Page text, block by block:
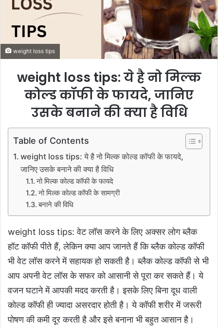
a
weight loss tips
weight loss tips: ये है नो मिल्क
कोल्ड कॉफी के फायदे, जानिए
उसके बनाने की क्या है विधि
Table of Contents
weight loss tips: ये है नो मिल्क कोल्ड कॉफी के फायदे,
जानिए उसके बनाने की क्या है विधि
नो मिल्क कोल्ड कॉफी के फायदे
नो मिल्क कोल्ड कॉफी के सामग्री
बनाने की विधि
weight loss tips: वेट लॉस करने के लिए अक्सर लोग ब्लैक
हॉट कॉफी पीते हैं, लेकिन क्या आप जानते हैं कि ब्लैक कोल्ड कॉफी
भी वेट लॉस करने में सहायक हो सकती है। ब्लैक कोल्ड कॉफी से भी
आप अपनी वेट लॉस के सफर को आसानी से पूरा कर सकते हैं। ये
वजन घटाने में आपकी मदद करती है। इसके लिए बिना दूध वाली
कोल्ड कॉफी ही ज्यादा असरदार होती है। ये कॉफी शरीर में जरूरी
पोषण की कमी दूर करती है और इसे बनाना भी बहुत आसान है।